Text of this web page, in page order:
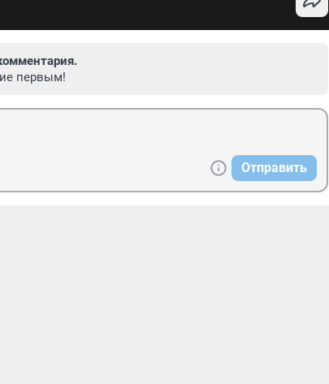
первым!
Отправить